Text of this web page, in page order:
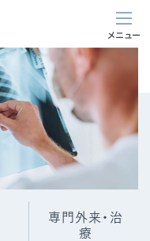
専門外来・治
療